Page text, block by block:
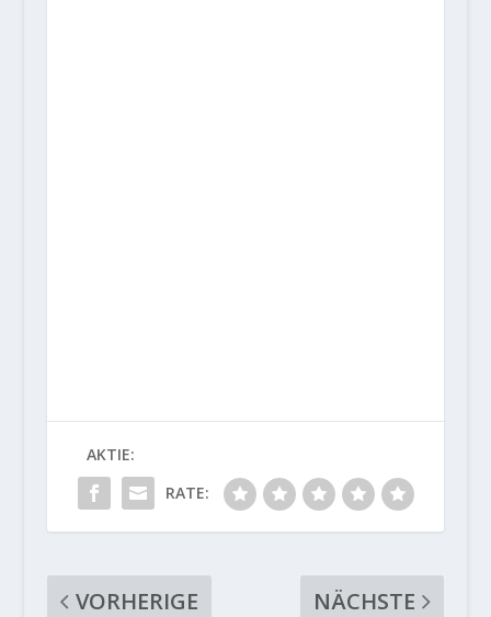
AKTIE:
RATE:
VORHERIGE
NÄCHSTE